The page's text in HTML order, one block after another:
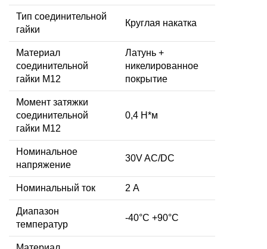
Тип соединительной
гайки
Круглая накатка
Материал
соединительной
гайки M12
Латунь +
никелированное
покрытие
Момент затяжки
соединительной
гайки M12
0,4 Н*м
Номинальное
напряжение
30V AC/DC
Номинальный ток 2 А
Диапазон
температур
-40°C +90°C